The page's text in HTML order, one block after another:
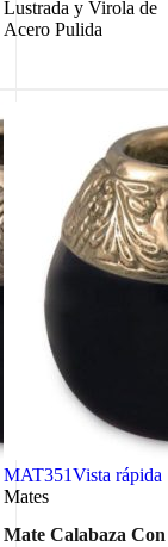
Lustrada y Virola de
Acero Pulida
MAT351Vista rápida
Mates
Mate Calabaza Con